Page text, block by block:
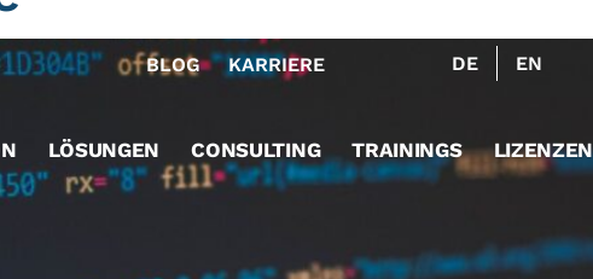
BLOG KARRIERE DE EN
LÖSUNGEN CONSULTING TRAININGS LIZENZEN